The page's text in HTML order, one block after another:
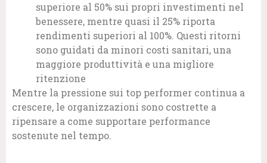
superiore al 50% sui propri investimenti nel
benessere, mentre quasi il 25% riporta
rendimenti superiori al 100%. Questi ritorni
sono guidati da minori costi sanitari, una
maggiore produttività e una migliore
ritenzione
Mentre la pressione sui top performer continua a
crescere, le organizzazioni sono costrette a
ripensare a come supportare performance
sostenute nel tempo.